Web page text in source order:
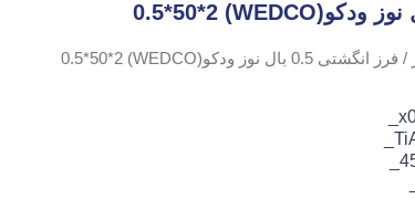
/ فرز انگشتی 0.5 بال نوز ودکو(WEDCO) 0.5*50*2